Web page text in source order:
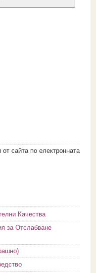
caйтa пo eлeктpoннaтa
Качества
за Отслабване